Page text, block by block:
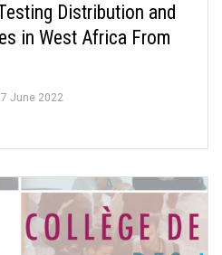
Distribution and
in West Africa From
June 2022